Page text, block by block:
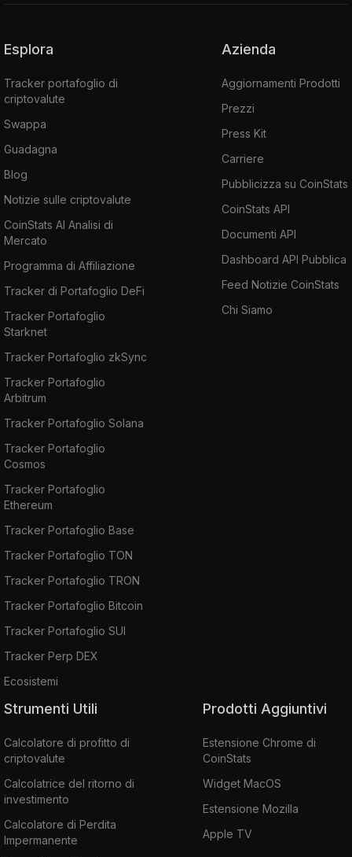
Esplora
Tracker portafoglio di
criptovalute
Swappa
Guadagna
Blog
Notizie sulle criptovalute
CoinStats AI Analisi di
Mercato
Programma di Affiliazione
Tracker di Portafoglio DeFi
Tracker Portafoglio
Starknet
Tracker Portafoglio zkSync
Tracker Portafoglio
Arbitrum
Tracker Portafoglio Solana
Tracker Portafoglio
Cosmos
Tracker Portafoglio
Ethereum
Tracker Portafoglio Base
Tracker Portafoglio TON
Tracker Portafoglio TRON
Tracker Portafoglio Bitcoin
Tracker Portafoglio SUI
Tracker Perp DEX
Ecosistemi
Azienda
Aggiornamenti Prodotti
Prezzi
Press Kit
Carriere
Pubblicizza su CoinStats
CoinStats API
Documenti API
Dashboard API Pubblica
Feed Notizie CoinStats
Chi Siamo
Strumenti Utili
Calcolatore di profitto di
criptovalute
Calcolatrice del ritorno di
investimento
Calcolatore di Perdita
Impermanente
Prodotti Aggiuntivi
Estensione Chrome di
CoinStats
Widget MacOS
Estensione Mozilla
Apple TV